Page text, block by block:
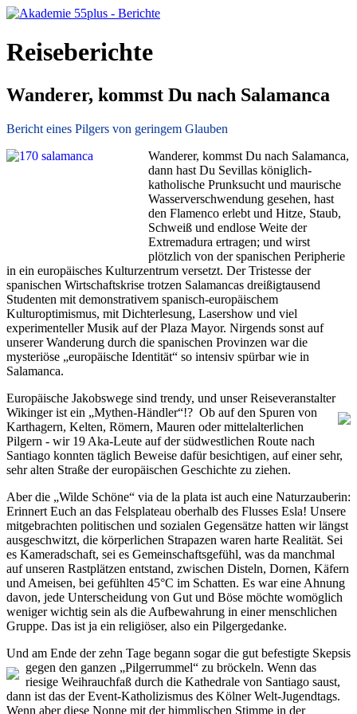
Reiseberichte
Wanderer, kommst Du nach Salamanca
Bericht eines Pilgers von geringem Glauben
Wanderer, kommst Du nach Salamanca,
dann hast Du Sevillas königlich-
katholische Prunksucht und maurische
Wasserverschwendung gesehen, hast
den Flamenco erlebt und Hitze, Staub,
Schweiß und endlose Weite der
Extremadura ertragen; und wirst
plötzlich von der spanischen Peripherie
in ein europäisches Kulturzentrum versetzt. Der Tristesse der
spanischen Wirtschaftskrise trotzen Salamancas dreißigtausend
Studenten mit demonstrativem spanisch-europäischem
Kulturoptimismus, mit Dichterlesung, Lasershow und viel
experimenteller Musik auf der Plaza Mayor. Nirgends sonst auf
unserer Wanderung durch die spanischen Provinzen war die
mysteriöse „europäische Identität“ so intensiv spürbar wie in
Salamanca.
Europäische Jakobswege sind trendy, und unser Reiseveranstalter
Wikinger ist ein „Mythen-Händler“!? Ob auf den Spuren von
Karthagern, Kelten, Römern, Mauren oder mittelalterlichen
Pilgern - wir 19 Aka-Leute auf der südwestlichen Route nach
Santiago konnten täglich Beweise dafür besichtigen, auf einer sehr,
sehr alten Straße der europäischen Geschichte zu ziehen.
Aber die „Wilde Schöne“ via de la plata ist auch eine Naturzauberin:
Erinnert Euch an das Felsplateau oberhalb des Flusses Esla! Unsere
mitgebrachten politischen und sozialen Gegensätze hatten wir längst
ausgeschwitzt, die körperlichen Strapazen waren harte Realität. Sei
es Kameradschaft, sei es Gemeinschaftsgefühl, was da manchmal
auf unseren Rastplätzen entstand, zwischen Disteln, Dornen, Käfern
und Ameisen, bei gefühlten 45°C im Schatten. Es war eine Ahnung
davon, jede Unterscheidung von Gut und Böse möchte womöglich
weniger wichtig sein als die Aufbewahrung in einer menschlichen
Gruppe. Das ist ja ein religiöser, also ein Pilgergedanke.
Und am Ende der zehn Tage begann sogar die gut befestigte Skepsis
gegen den ganzen „Pilgerrummel“ zu bröckeln. Wenn das
riesige Weihrauchfaß durch die Kathedrale von Santiago saust,
dann ist das der Event-Katholizismus des Kölner Welt-Jugendtags.
Wenn aber diese Nonne mit der himmlischen Stimme in der